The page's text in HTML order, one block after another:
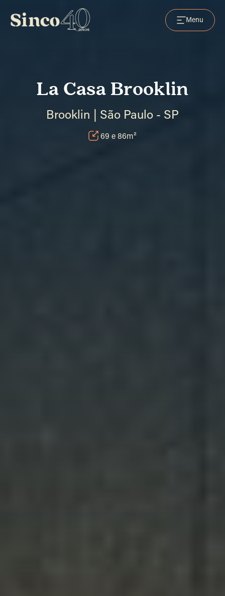
Menu
La Casa Brooklin
Brooklin | São Paulo - SP
69 e 86m²